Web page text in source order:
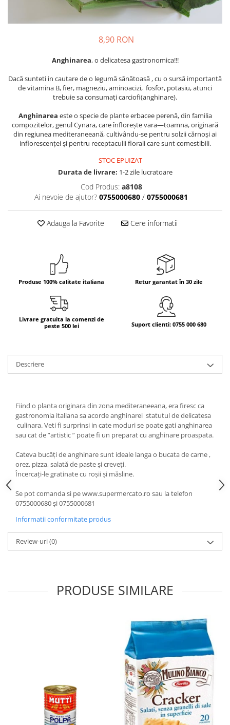
Fructe si legume din Italia
Sosuri Italiene
Sosuri de rosii si pasta de tomate
Produse proaspete
Blaturi de pizza
Branzeturi italiene
Dulciuri italiene
Biscuiti italieni
Prajituri, napolitane, cornuri
Bomboane italiene
Snacksuri italiene
Cafea italiana
Bauturi italiene
Bauturi aperitive, alcoolice
Apa italiana
Sucuri si bauturi racoritoare
Panettone cozonac italian,
Produse de panificatie
Solutii curatat suprafete baie
Solutie curatat geamuri
Degresant universal
Parfum, odorizant camera
Detergenti pardoseli
Solutii anti insecte
Geluri de dus pentru Barbati si
Spumant de baie
Servetele umede, nazale
Parfumuri Italiene
Produse Igiena Dentara
Periute de Dinti
Apa de Gura
Igiena intima
8,90 RON
Anghinarea, o delicatesa gastronomica!!!
Dacă sunteti in cautare de o legumă sănătoasă , cu o sursă importantă
de vitamina B, fier, magneziu, aminoacizi, fosfor, potasiu, atunci
trebuie sa consumați carciofi(anghinare).
Anghinarea este o specie de plante erbacee perenă, din familia
compozitelor, genul Cynara, care înflorește vara—toamna, originară
din regiunea mediteraneeană, cultivându-se pentru solzii cărnoși ai
inflorescenței și pentru receptaculii florali care sunt comestibili.
STOC EPUIZAT
Durata de livrare: 1-2 zile lucratoare
Cod Produs: a8108
Ai nevoie de ajutor? 0755000680 / 0755000681
Adauga la Favorite Cere informatii
Produse 100% calitate italiana Retur garantat în 30 zile
Livrare gratuita la comenzi de
peste 500 lei
Suport clienti: 0755 000 680
Descriere
Fiind o planta originara din zona mediteraneeana, era firesc ca
gastronomia italiana sa acorde anghinarei statutul de delicatesa
culinara. Veti fi surprinsi in cate moduri se poate gati anghinarea
sau cat de ”artistic ” poate fi un preparat cu anghinare proaspata.
Cateva bucăți de anghinare sunt ideale langa o bucata de carne ,
orez, pizza, salată de paste și creveți.
Încercați-le gratinate cu roșii și măsline.
Se pot comanda si pe www.supermercato.ro sau la telefon
0755000680 și 0755000681
Informatii conformitate produs
Review-uri(0)
PRODUSE SIMILARE